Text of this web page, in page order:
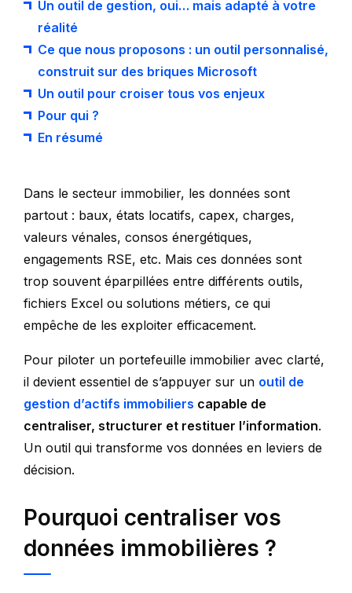
Un outil de gestion, oui… mais adapté à votre
réalité
Ce que nous proposons : un outil personnalisé,
construit sur des briques Microsoft
Un outil pour croiser tous vos enjeux
Pour qui ?
En résumé
Dans le secteur immobilier, les données sont
partout : baux, états locatifs, capex, charges,
valeurs vénales, consos énergétiques,
engagements RSE, etc. Mais ces données sont
trop souvent éparpillées entre différents outils,
fichiers Excel ou solutions métiers, ce qui
empêche de les exploiter efficacement.
Pour piloter un portefeuille immobilier avec clarté,
il devient essentiel de s’appuyer sur un outil de
gestion d’actifs immobiliers capable de
centraliser, structurer et restituer l’information.
Un outil qui transforme vos données en leviers de
décision.
Pourquoi centraliser vos
données immobilières ?